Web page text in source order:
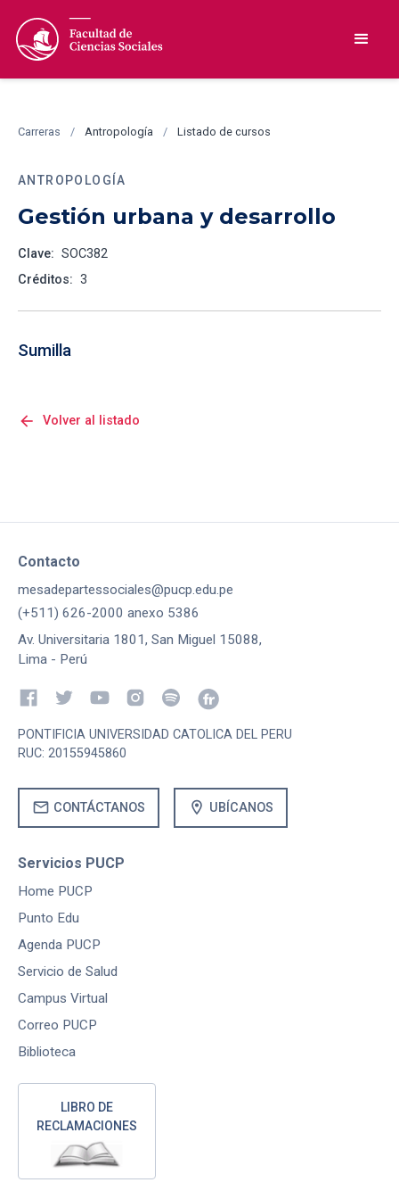
Carreras / Antropología / Listado de cursos
ANTROPOLOGÍA
Gestión urbana y desarrollo
Clave: SOC382
Créditos: 3
Sumilla
arrow_back Volver al listado
Contacto
mesadepartessociales@pucp.edu.pe
(+511) 626-2000 anexo 5386
Av. Universitaria 1801, San Miguel 15088,
Lima - Perú
PONTIFICIA UNIVERSIDAD CATOLICA DEL PERU
RUC: 20155945860
mail CONTÁCTANOS location_on UBÍCANOS
Servicios PUCP
Home PUCP
Punto Edu
Agenda PUCP
Servicio de Salud
Campus Virtual
Correo PUCP
Biblioteca
LIBRO DE
RECLAMACIONES